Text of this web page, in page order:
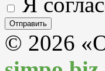
© 2026